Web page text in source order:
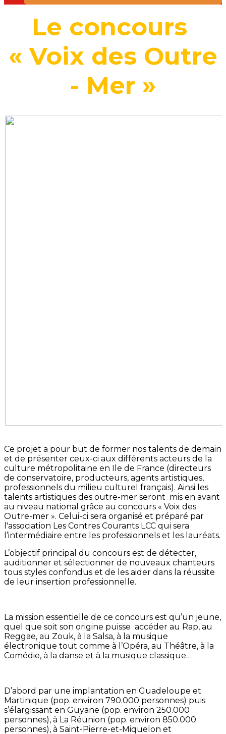
Le concours
« Voix des Outre
- Mer »
Ce projet a pour but de former nos talents de demain
et de présenter ceux-ci aux différents acteurs de la
culture métropolitaine en Ile de France (directeurs
de conservatoire, producteurs, agents artistiques,
professionnels du milieu culturel français). Ainsi les
talents artistiques des outre-mer seront mis en avant
au niveau national grâce au concours « Voix des
Outre-mer ». Celui-ci sera organisé et préparé par
l'association Les Contres Courants LCC qui sera
l’intermédiaire entre les professionnels et les lauréats.
L’objectif principal du concours est de détecter,
auditionner et sélectionner de nouveaux chanteurs
tous styles confondus et de les aider dans la réussite
de leur insertion professionnelle.
La mission essentielle de ce concours est qu’un jeune,
quel que soit son origine puisse accéder au Rap, au
Reggae, au Zouk, à la Salsa, à la musique
électronique tout comme à l’Opéra, au Théâtre, à la
Comédie, à la danse et à la musique classique…
D’abord par une implantation en Guadeloupe et
Martinique (pop. environ 790.000 personnes) puis
s’élargissant en Guyane (pop. environ 250.000
personnes), à La Réunion (pop. environ 850.000
personnes), à Saint-Pierre-et-Miquelon et